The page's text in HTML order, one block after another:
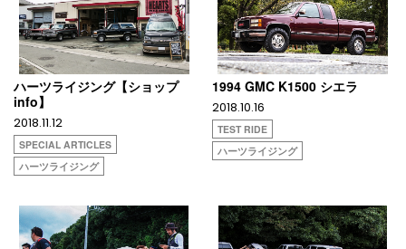
ハーツライジング【ショップ
info】
2018.11.12
SPECIAL ARTICLES
ハーツライジング
1994 GMC K1500 シエラ
2018.10.16
TEST RIDE
ハーツライジング